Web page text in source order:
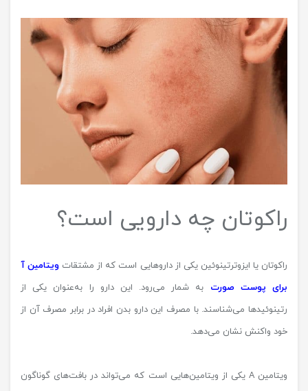
راکوتان چه دارویی است؟
راکوتان یا ایزوترتینوئین یکی از داروهایی است که از مشتقات ویتامین آ
برای پوست صورت به شمار می‌رود. این دارو را به‌عنوان یکی از
رتینوئیدها می‌شناسند. با مصرف این دارو بدن افراد در برابر مصرف آن از
خود واکنش نشان می‌دهد.
ویتامین A یکی از ویتامین‌هایی است که می‌تواند در بافت‌های گوناگون